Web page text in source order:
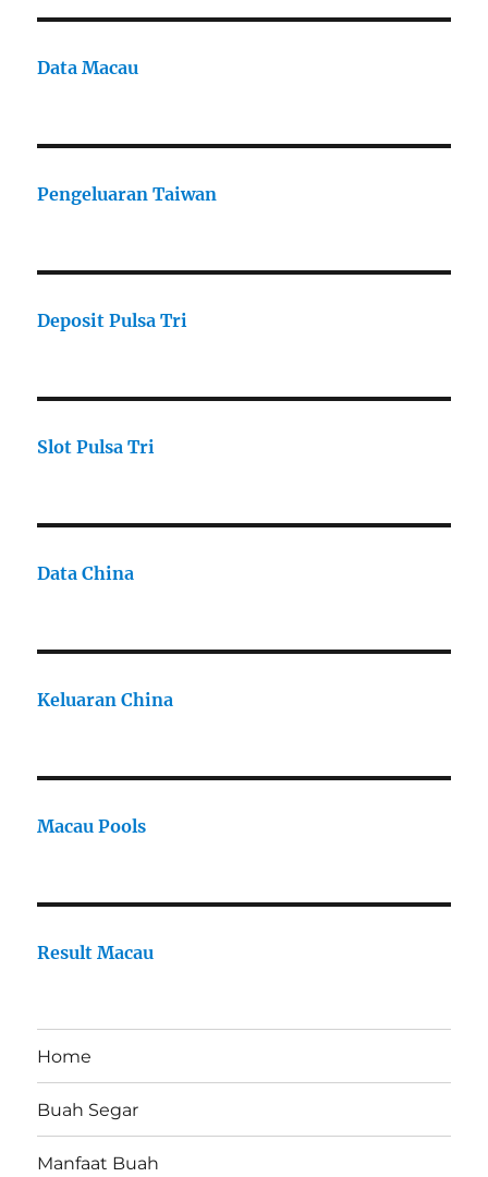
Data Macau
Pengeluaran Taiwan
Deposit Pulsa Tri
Slot Pulsa Tri
Data China
Keluaran China
Macau Pools
Result Macau
Home
Buah Segar
Manfaat Buah